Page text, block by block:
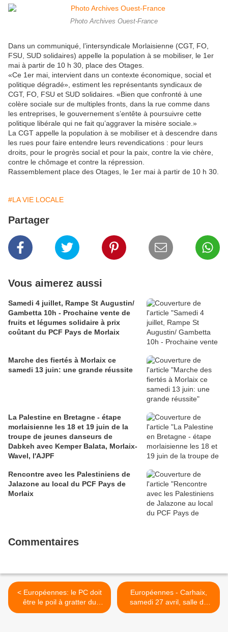
Photo Archives Ouest-France
Dans un communiqué, l’intersyndicale Morlaisienne (CGT, FO,
FSU, SUD solidaires) appelle la population à se mobiliser, le 1er
mai à partir de 10 h 30, place des Otages.
Ce 1er mai, intervient dans un contexte économique, social et
politique dégradé
, estiment les représentants syndicaux de
CGT, FO, FSU et SUD solidaires.
Bien que confronté à une
colère sociale sur de multiples fronts, dans la rue comme dans
les entreprises, le gouvernement s’entête à poursuivre cette
politique libérale qui ne fait qu’aggraver la misère sociale.
La CGT appelle la population à se mobiliser et à descendre dans
les rues pour faire entendre leurs revendications : pour leurs
droits, pour le progrès social et pour la paix, contre la vie chère,
contre le chômage et contre la répression.
Rassemblement place des Otages, le 1er mai à partir de 10 h 30.
#LA VIE LOCALE
Partager
Vous aimerez aussi
Samedi 4 juillet, Rampe St Augustin/
Gambetta 10h - Prochaine vente de
fruits et légumes solidaire à prix
coûtant du PCF Pays de Morlaix
Marche des fiertés à Morlaix ce
samedi 13 juin: une grande réussite
La Palestine en Bretagne - étape
morlaisienne les 18 et 19 juin de la
troupe de jeunes danseurs de
Dabkeh avec Kemper Balata, Morlaix-
Wavel, l'AJPF
Rencontre avec les Palestiniens de
Jalazone au local du PCF Pays de
Morlaix
Commentaires
< Européennes: le PC doit
être le poil à gratter du
gouvernement (Ouest-
Européennes - Carhaix,
samedi 27 avril, salle de
Justice : Rencontre avec